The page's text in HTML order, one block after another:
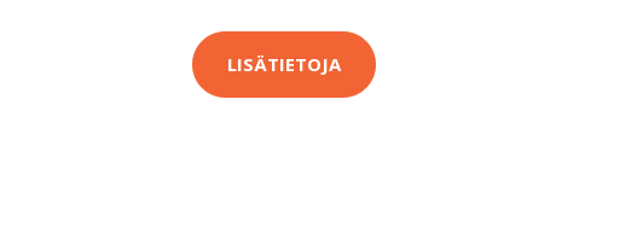
LISÄTIETOJA